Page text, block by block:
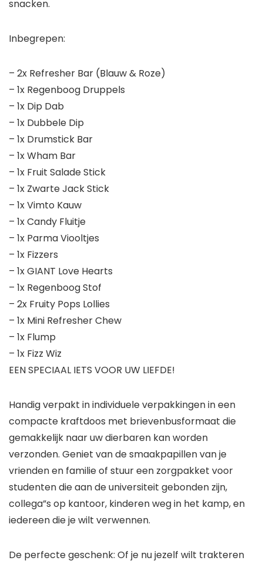
snacken.
Inbegrepen:
– 2x Refresher Bar (Blauw & Roze)
– 1x Regenboog Druppels
– 1x Dip Dab
– 1x Dubbele Dip
– 1x Drumstick Bar
– 1x Wham Bar
– 1x Fruit Salade Stick
– 1x Zwarte Jack Stick
– 1x Vimto Kauw
– 1x Candy Fluitje
– 1x Parma Viooltjes
– 1x Fizzers
– 1x GIANT Love Hearts
– 1x Regenboog Stof
– 2x Fruity Pops Lollies
– 1x Mini Refresher Chew
– 1x Flump
– 1x Fizz Wiz
EEN SPECIAAL IETS VOOR UW LIEFDE!
Handig verpakt in individuele verpakkingen in een
compacte kraftdoos met brievenbusformaat die
gemakkelijk naar uw dierbaren kan worden
verzonden. Geniet van de smaakpapillen van je
vrienden en familie of stuur een zorgpakket voor
studenten die aan de universiteit gebonden zijn,
collega”s op kantoor, kinderen weg in het kamp, en
iedereen die je wilt verwennen.
De perfecte geschenk: Of je nu jezelf wilt trakteren